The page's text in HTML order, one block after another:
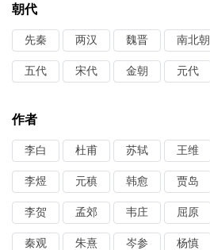
朝代
先秦 两汉 魏晋 南北朝
五代 宋代 金朝 元代
作者
李白 杜甫 苏轼 王维
李煜 元稹 韩愈 贾岛
李贺 孟郊 韦庄 屈原
秦观 朱熹 岑参 杨慎